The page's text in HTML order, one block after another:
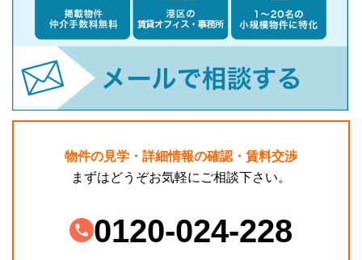
物件の見学・詳細情報の確認・賃料交渉
まずはどうぞお気軽にご相談下さい。
0120-024-228